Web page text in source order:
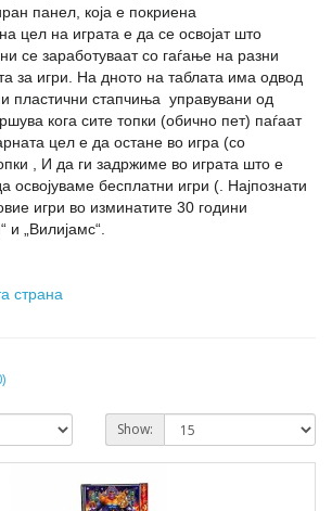
панел, која е покриена
цел на играта е да се освојат што
се заработуваат со гаѓање на разни
за игри. На дното на таблата има одвод
пластични стапчиња управувани од
кога сите топки (обично пет) паѓаат
цел е да остане во игра (со
, И да ги задржиме во играта што е
освојуваме бесплатни игри ( Најпознати
игри во изминатите 30 години
и „Вилијамс“.
страна
Show: